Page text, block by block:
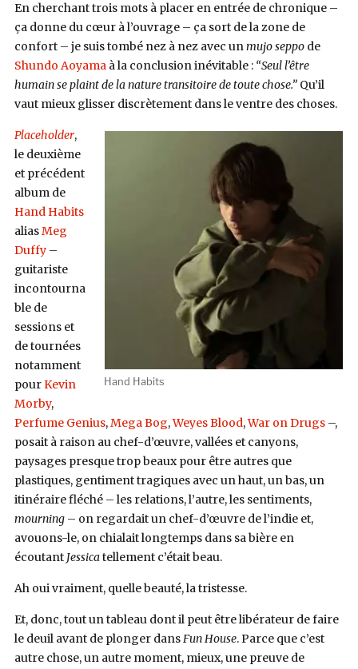
En cherchant trois mots à placer en entrée de chronique –
ça donne du cœur à l’ouvrage – ça sort de la zone de
confort – je suis tombé nez à nez avec unmujo seppode
Shundo Aoyamaà la conclusion inévitable : “Seul l’être
humain se plaint de la nature transitoire de toute chose.”Qu’il
vaut mieux glisser discrètement dans le ventre des choses.
Hand Habits
Placeholder,
le deuxième
et précédent
album de
Hand Habits
aliasMeg
Duffy–
guitariste
incontourna
ble de
sessions et
de tournées
notamment
pourKevin
Morby,
Perfume Genius,Mega Bog,Weyes Blood,War on Drugs–,
posait à raison au chef-d’œuvre, vallées et canyons,
paysages presque trop beaux pour être autres que
plastiques, gentiment tragiques avec un haut, un bas, un
itinéraire fléché – les relations, l’autre, les sentiments,
mourning– on regardait un chef-d’œuvre de l’indie et,
avouons-le, on chialait longtemps dans sa bière en
écoutant Jessicatellement c’était beau.
Ah oui vraiment, quelle beauté, la tristesse.
Et, donc, tout un tableau dont il peut être libérateur de faire
le deuil avant de plonger dansFun House. Parce que c’est
autre chose, un autre moment, mieux, une preuve de